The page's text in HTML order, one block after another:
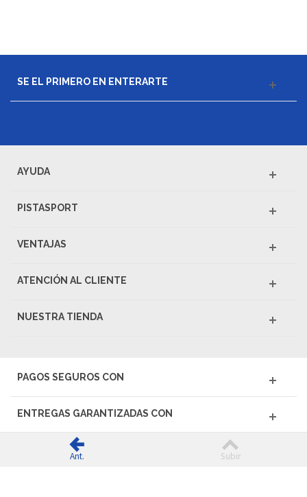
SE EL PRIMERO EN ENTERARTE
AYUDA
PISTASPORT
VENTAJAS
ATENCIÓN AL CLIENTE
NUESTRA TIENDA
PAGOS SEGUROS CON
ENTREGAS GARANTIZADAS CON
© 2026 PISTASPORT - Todos los derechos reservados
Ant. Subir